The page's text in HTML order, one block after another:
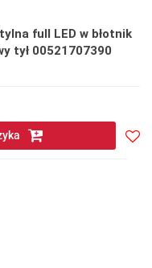
full LED w błotnik
tył 00521707390